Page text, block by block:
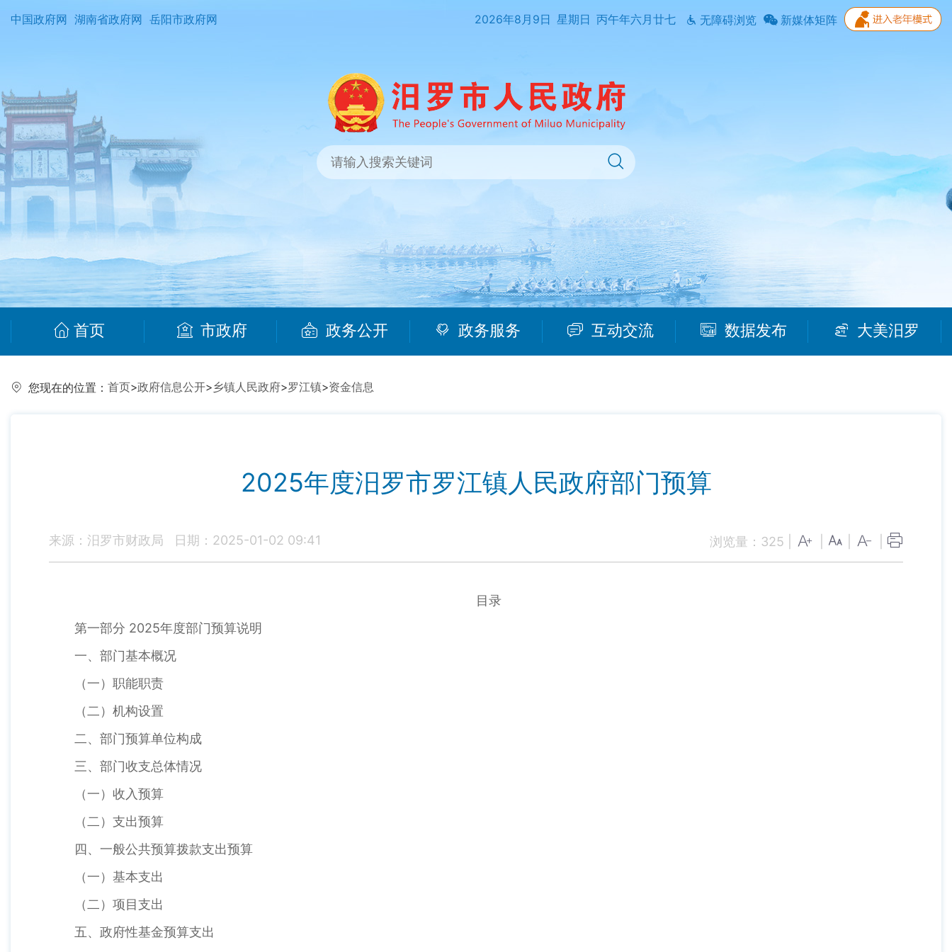
中国政府网 湖南省政府网 岳阳市政府网 2026年8月9日 星期日 丙午年六月廿七 无障碍浏览 新媒体矩阵
首页 市政府 政务公开 政务服务 互动交流 数据发布 大美汨罗
您现在的位置： 首页>政府信息公开>乡镇人民政府>罗江镇>资金信息
2025年度汨罗市罗江镇人民政府部门预算
来源：汨罗市财政局 日期：2025-01-02 09:41 浏览量： 325
目录
第一部分 2025年度部门预算说明
一、部门基本概况
（一）职能职责
（二）机构设置
二、部门预算单位构成
三、部门收支总体情况
（一）收入预算
（二）支出预算
四、一般公共预算拨款支出预算
（一）基本支出
（二）项目支出
五、政府性基金预算支出